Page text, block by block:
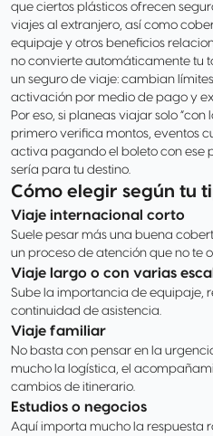
que ciertos plásticos ofrecen
viajes al extranjero, así como
equipaje y otros beneficios
no convierte automáticamente tu
un seguro de viaje: cambian
activación por medio de pago y
Por eso, si planeas viajar solo “con
primero verifica montos, eventos
activa pagando el boleto con ese
sería para tu destino.
Cómo elegir según tu
Viaje internacional corto
Suele pesar más una buena
un proceso de atención que no te
Viaje largo o con varias
Sube la importancia de equipaje,
continuidad de asistencia.
Viaje familiar
No basta con pensar en la
mucho la logística, el
cambios de itinerario.
Estudios o negocios
Aquí importa mucho la respuesta